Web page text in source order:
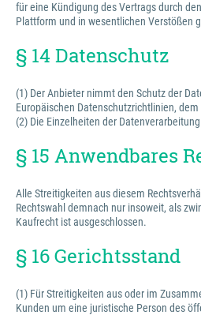
für eine Kündigung des Vertrags durch
Plattform und in wesentlichen Verstößen
§ 14 Datenschutz
(1) Der Anbieter nimmt den Schutz der
Europäischen Datenschutzrichtlinien,
(2) Die Einzelheiten der
§ 15 Anwendbares
Alle Streitigkeiten aus diesem
Rechtswahl demnach nur insoweit, als
Kaufrecht ist ausgeschlossen.
§ 16 Gerichtsstand
(1) Für Streitigkeiten aus oder im
Kunden um eine juristische Person des